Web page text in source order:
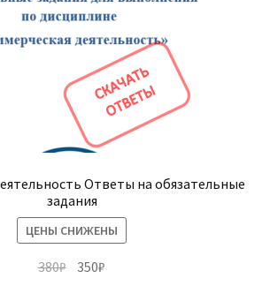
Ответы на обязательные
задания
ЦЕНЫ СНИЖЕНЫ
380₽ Первоначальная
350₽